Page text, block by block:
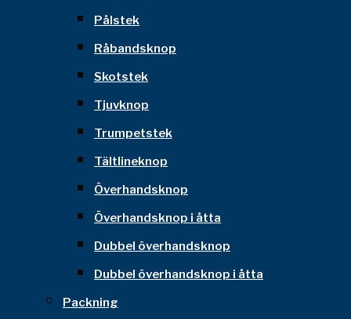
Pålstek
Råbandsknop
Skotstek
Tjuvknop
Trumpetstek
Tältlineknop
Överhandsknop
Överhandsknop i åtta
Dubbel överhandsknop
Dubbel överhandsknop i åtta
Packning